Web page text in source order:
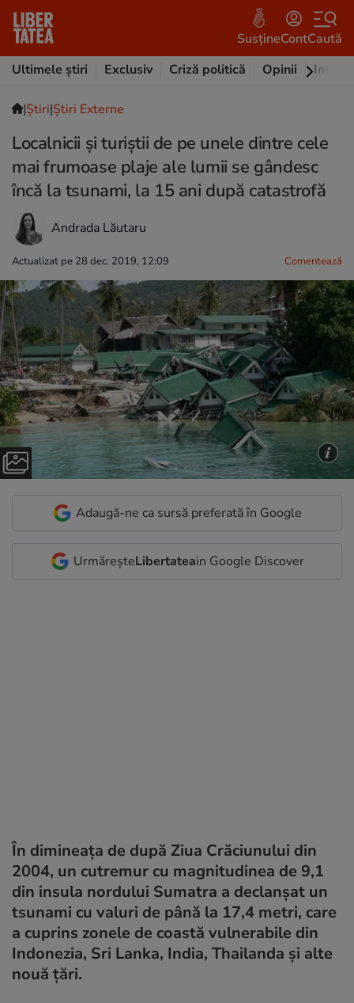
SusțineContCaută
Ultimele știri
Exclusiv Criză politică Opinii
|Ştiri|Știri Externe
Localnicii și turiștii de pe unele dintre cele
mai frumoase plaje ale lumii se gândesc
încă la tsunami, la 15 ani după catastrofă
Andrada Lăutaru
Actualizat pe 28 dec. 2019, 12:09 Comentează
Adaugă-ne ca sursă preferată în Google
UrmăreșteLibertateain Google Discover
În dimineața de după Ziua Crăciunului din
2004, un cutremur cu magnitudinea de 9,1
din insula nordului Sumatra a declanșat un
tsunami cu valuri de până la 17,4 metri, care
a cuprins zonele de coastă vulnerabile din
Indonezia, Sri Lanka, India, Thailanda și alte
nouă țări.